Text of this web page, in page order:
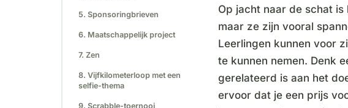
5. Sponsoringbrieven
6. Maatschappelijk project
7. Zen
8. Vijfkilometerloop met een
selfie-thema
9. Scrabble-toernooi
Op jacht naar de schat
maar ze zijn vooral
Leerlingen kunnen voor
te kunnen nemen. Denk
gerelateerd is aan het
ervoor dat je een prijs